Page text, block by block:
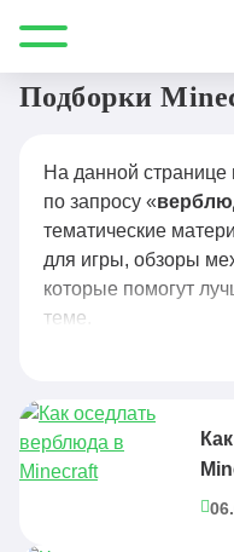
Все для Minecraft
Подборки
На данной странице
по запросу «
тематические
для игры, обзоры
которые помогут
теме.